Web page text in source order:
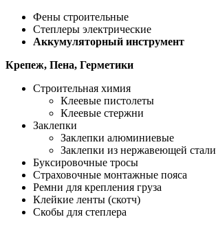
Фены строительные
Степлеры электрические
Аккумуляторный инструмент
Крепеж, Пена, Герметики
Строительная химия
Клеевые пистолеты
Клеевые стержни
Заклепки
Заклепки алюминиевые
Заклепки из нержавеющей стали
Буксировочные тросы
Страховочные монтажные пояса
Ремни для крепления груза
Клейкие ленты (скотч)
Скобы для степлера